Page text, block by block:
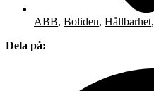
ABB, Boliden, Hållbarhet,
Dela på: